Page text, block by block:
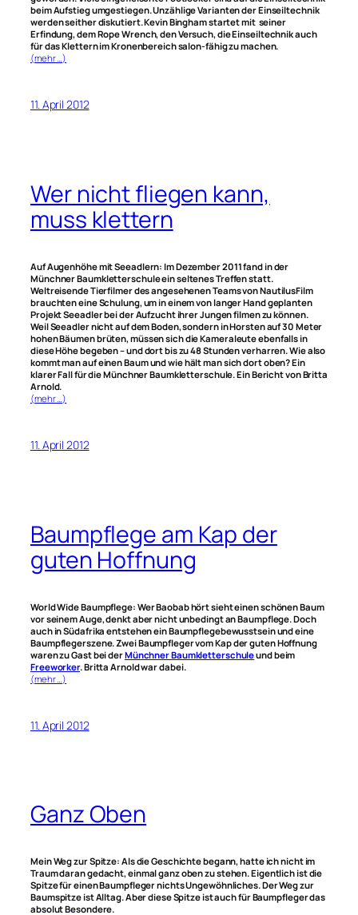
beim Aufstieg umgestiegen. Unzählige Varianten der Einseiltechnik
werden seither diskutiert. Kevin Bingham startet mit seiner
Erfindung, dem Rope Wrench, den Versuch, die Einseiltechnik auch
für das Klettern im Kronenbereich salon-fähig zu machen.
(mehr …)
11. April 2012
Wer nicht fliegen kann,
muss klettern
Auf Augenhöhe mit Seeadlern: Im Dezember 2011 fand in der
Münchner Baumkletterschule ein seltenes Treffen statt.
Weltreisende Tierfilmer des angesehenen Teams von NautilusFilm
brauchten eine Schulung, um in einem von langer Hand geplanten
Projekt Seeadler bei der Aufzucht ihrer Jungen filmen zu können.
Weil Seeadler nicht auf dem Boden, sondern in Horsten auf 30 Meter
hohen Bäumen brüten, müssen sich die Kameraleute ebenfalls in
diese Höhe begeben – und dort bis zu 48 Stunden verharren. Wie also
kommt man auf einen Baum und wie hält man sich dort oben? Ein
klarer Fall für die Münchner Baumkletterschule. Ein Bericht von Britta
Arnold.
(mehr …)
11. April 2012
Baumpflege am Kap der
guten Hoffnung
World Wide Baumpflege: Wer Baobab hört sieht einen schönen Baum
vor seinem Auge, denkt aber nicht unbedingt an Baumpflege. Doch
auch in Südafrika entstehen ein Baumpflegebewusstsein und eine
Baumpflegerszene. Zwei Baumpfleger vom Kap der guten Hoffnung
waren zu Gast bei derMünchner Baumkletterschuleund beim
Freeworker. Britta Arnold war dabei.
(mehr …)
11. April 2012
Ganz Oben
Mein Weg zur Spitze: Als die Geschichte begann, hatte ich nicht im
Traum daran gedacht, einmal ganz oben zu stehen. Eigentlich ist die
Spitze für einen Baumpfleger nichts Ungewöhnliches. Der Weg zur
Baumspitze ist Alltag. Aber diese Spitze ist auch für Baumpfleger das
absolut Besondere.